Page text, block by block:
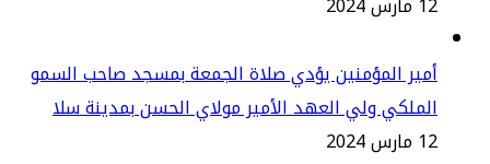
المؤمنين يؤدي صلاة الجمعة بمسجد صاحب السمو
ولي العهد الأمير مولاي الحسن بمدينة سلا